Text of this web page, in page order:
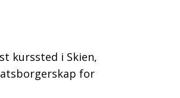
kurssted i Skien,
for